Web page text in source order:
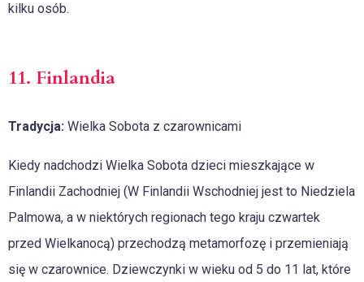
kilku osób.
11. Finlandia
Tradycja: Wielka Sobota z czarownicami
Kiedy nadchodzi Wielka Sobota dzieci mieszkające w
Finlandii Zachodniej (W Finlandii Wschodniej jest to Niedziela
Palmowa, a w niektórych regionach tego kraju czwartek
przed Wielkanocą) przechodzą metamorfozę i przemieniają
się w czarownice. Dziewczynki w wieku od 5 do 11 lat, które